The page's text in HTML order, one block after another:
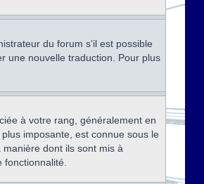
du forum s’il est possible
une nouvelle traduction. Pour plus
à votre rang, généralement en
imposante, est connue sous le
manière dont ils sont mis à